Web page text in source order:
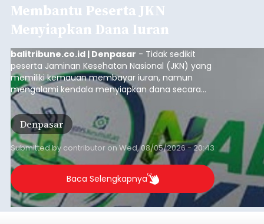
Membantu Peserta JKN
Menyiapkan Dana Iuran
balitribune.co.id | Denpasar - Tidak sedikit
peserta Jaminan Kesehatan Nasional (JKN) yang
memiliki kemauan membayar iuran, namun
mengalami kendala menyiapkan dana secara
penuh saat jatuh tempo pembayaran iuran.
Kondisi ini terutama dialami oleh peserta
segmen Pekerja Bukan Penerima Upah (PBPU)
yang memiliki penghasilan tidak tetap.
Denpasar
Submitted by contributor on Wed, 08/05/2026 - 20:43
Baca Selengkapnya